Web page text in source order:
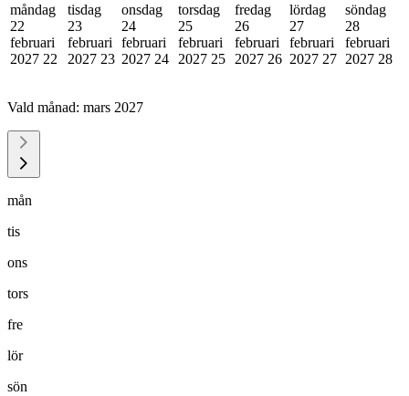
måndag
22
februari
2027 22
tisdag
23
februari
2027 23
onsdag
24
februari
2027 24
torsdag
25
februari
2027 25
fredag
26
februari
2027 26
lördag
27
februari
2027 27
söndag
28
februari
2027 28
Vald månad: mars 2027
mån
tis
ons
tors
fre
lör
sön